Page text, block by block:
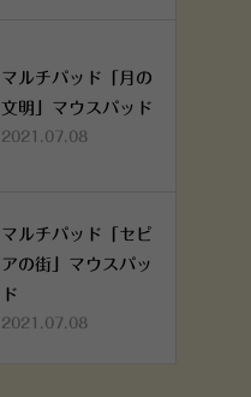
マルチパッド「月の
文明」マウスパッド
2021.07.08
マルチパッド「セピ
アの街」マウスパッ
ド
2021.07.08